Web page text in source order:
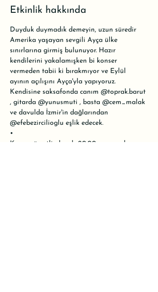
Etkinlik hakkında
Duyduk duymadık demeyin, uzun süredir
Amerika yaşayan sevgili Ayça ülke
sınırlarına girmiş bulunuyor. Hazır
kendilerini yakalamışken bi konser
vermeden tabii ki bırakmıyor ve Eylül
ayının açılışını Ayça'yla yapıyoruz.
Kendisine saksafonda canım @toprak.barut
, gitarda @yunusmuti , basta @cem_malak
ve davulda İzmir'in dağlarından
@efebezircilioglu eşlik edecek.
•
Konser ücretli olacak. 20:00 seansında